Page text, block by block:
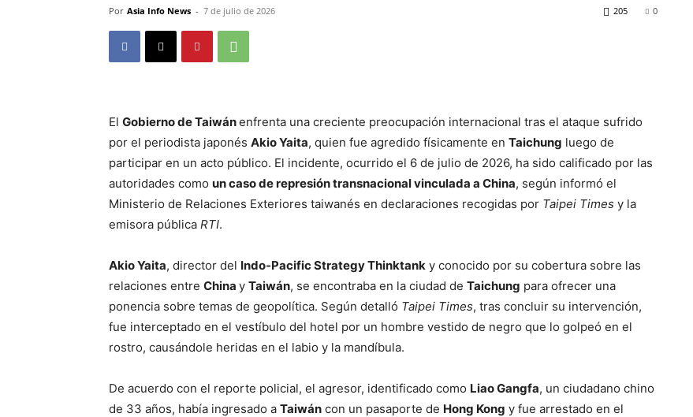
Por Asia Info News - 7 de julio de 2026 0
205
El Gobierno de Taiwánenfrenta una creciente preocupación internacional tras el ataque sufrido
por el periodista japonés Akio Yaita, quien fue agredido físicamente en Taichung luego de
participar en un acto público. El incidente, ocurrido el 6 de julio de 2026, ha sido calificado por las
autoridades como un caso de represión transnacional vinculada a China, según informó el
Ministerio de Relaciones Exteriores taiwanés en declaraciones recogidas por Taipei Times y la
emisora pública RTI.
Akio Yaita, director del Indo-Pacific Strategy Thinktank y conocido por su cobertura sobre las
relaciones entre China y Taiwán, se encontraba en la ciudad de Taichung para ofrecer una
ponencia sobre temas de geopolítica. Según detalló Taipei Times, tras concluir su intervención,
fue interceptado en el vestíbulo del hotel por un hombre vestido de negro que lo golpeó en el
rostro, causándole heridas en el labio y la mandíbula.
De acuerdo con el reporte policial, el agresor, identificado como Liao Gangfa, un ciudadano chino
de 33 años, había ingresado a Taiwán con un pasaporte de Hong Kong y fue arrestado en el